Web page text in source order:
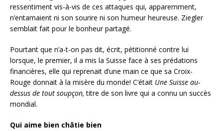
ressentiment vis-à-vis de ces attaques qui, apparemment,
n’entamaient ni son sourire ni son humeur heureuse. Ziegler
semblait fait pour le bonheur partagé.
Pourtant que n’a-t-on pas dit, écrit, pétitionné contre lui
lorsque, le premier, il a mis la Suisse face à ses prédations
financières, elle qui reprenait d’une main ce que sa Croix-
Rouge donnait à la misère du monde! C’était Une Suisse au-
dessus de tout soupçon,titre de son livre qui a connu un succès
mondial.
Qui aime bien châtie bien